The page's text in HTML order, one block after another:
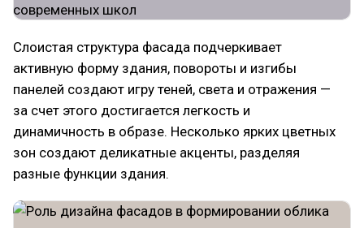
Слоистая структура фасада подчеркивает
активную форму здания, повороты и изгибы
панелей создают игру теней, света и отражения —
за счет этого достигается легкость и
динамичность в образе. Несколько ярких цветных
зон создают деликатные акценты, разделяя
разные функции здания.